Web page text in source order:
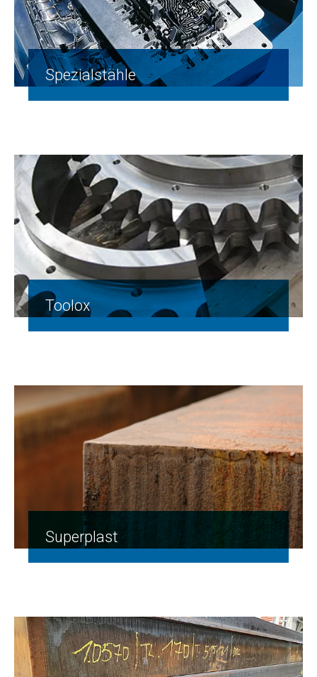
Spezialstähle
Toolox
Superplast